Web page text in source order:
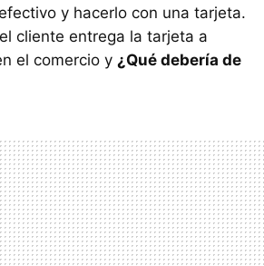
y hacerlo con una tarjeta.
cliente entrega la tarjeta a
el comercio y ¿Qué debería de